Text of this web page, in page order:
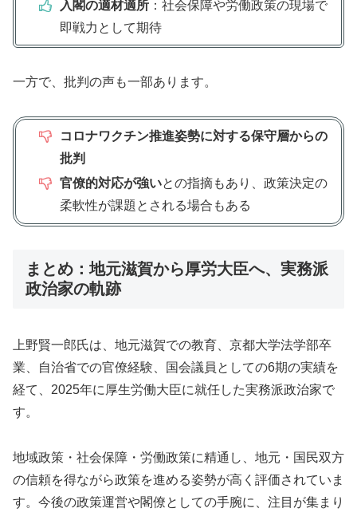
入閣の適材適所：社会保障や労働政策の現場で
即戦力として期待
一方で、批判の声も一部あります。
コロナワクチン推進姿勢に対する保守層からの
批判
官僚的対応が強いとの指摘もあり、政策決定の
柔軟性が課題とされる場合もある
まとめ：地元滋賀から厚労大臣へ、実務派
政治家の軌跡
上野賢一郎氏は、地元滋賀での教育、京都大学法学部卒
業、自治省での官僚経験、国会議員としての6期の実績を
経て、2025年に厚生労働大臣に就任した実務派政治家で
す。
地域政策・社会保障・労働政策に精通し、地元・国民双方
の信頼を得ながら政策を進める姿勢が高く評価されていま
す。今後の政策運営や閣僚としての手腕に、注目が集まり